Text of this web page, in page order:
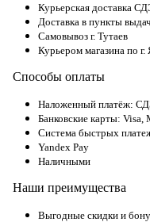
Курьерская доставка
Доставка в пункты
Самовывоз г. Тутаев
Курьером магазина по г.
Способы оплаты
Наложенный платёж:
Банковские карты:
Система быстрых
Yandex Pay
Наличными
Наши преимущества
Выгодные скидки и